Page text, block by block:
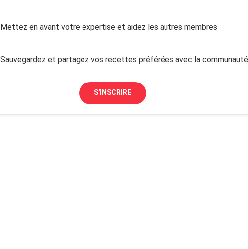
Mettez en avant votre expertise et aidez les autres membres
Sauvegardez et partagez vos recettes préférées avec la communauté
S'INSCRIRE